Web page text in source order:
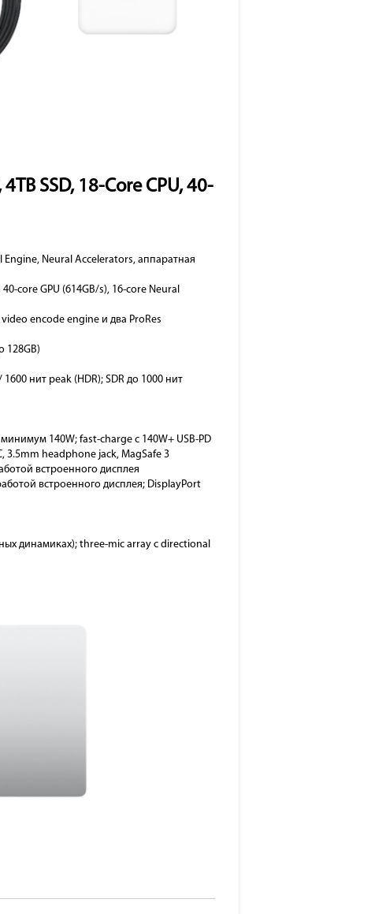
SSD, 18-Core CPU, 40-
Engine, Neural Accelerators, аппаратная
core GPU (614GB/s), 16-core Neural
encode engine и два ProRes
128GB)
нит peak (HDR); SDR до 1000 нит
140W; fast-charge с 140W+ USB-PD
3.5mm headphone jack, MagSafe 3
встроенного дисплея
встроенного дисплея; DisplayPort
динамиках); three-mic array с directional